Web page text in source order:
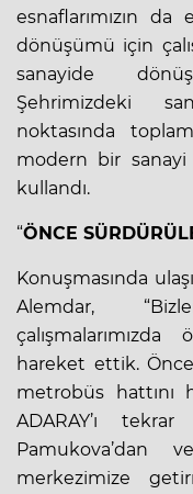
esnaflarımızın
dönüşümü için
sanayide
Şehrimizdeki
noktasında
modern bir sanayi
kullandı.
“ÖNCE
Konuşmasında
Alemdar,
hareket ettik.
metrobüs hattını
ADARAY’ı
Pamukova’dan
merkezimize